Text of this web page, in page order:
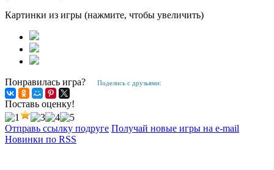
Картинки из игры (нажмите, чтобы увеличить)
Понравилась игра? Поделись с друзьями:
Поставь оценку!
Отправь ссылку подруге Получай новые игры на e-mail
Новинки по RSS